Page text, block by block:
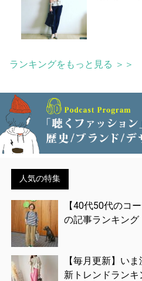
ランキングをもっと見る ＞＞
人気の特集
【40代50代のコ
の記事ランキング
【毎月更新】い
新トレンドランキ